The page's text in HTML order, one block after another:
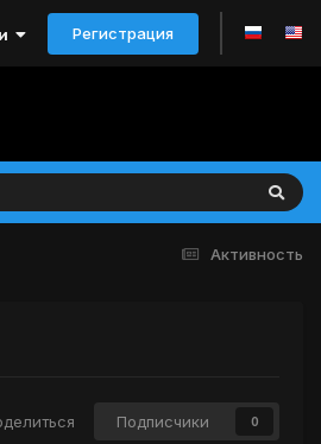
Регистрация
Активность
Подписчики 0